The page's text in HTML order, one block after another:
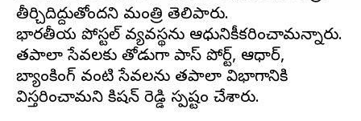
తీర్చిదిద్దుతోందని మంత్రి తెలిపారు.
భారతీయ పోస్టల్ వ్యవస్థను ఆధునికీకరించామన్నారు.
తపాలా ‌సేవలకు తోడుగా పాస్ పోర్ట్, ఆధార్,
బ్యాంకింగ్ వంటి సేవలను తపాలా విభాగానికి